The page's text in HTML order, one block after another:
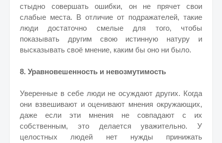
стыдно совершать ошибки, он не прячет свои
слабые места. В отличие от подражателей, такие
люди достаточно смелые для того, чтобы
показывать другим свою истинную натуру и
высказывать своё мнение, каким бы оно ни было.
8. Уравновешенность и невозмутимость
Уверенные в себе люди не осуждают других. Когда
они взвешивают и оценивают мнения окружающих,
даже если эти мнения не совпадают с их
собственным, это делается уважительно. У
целостных людей нет нужды принижать